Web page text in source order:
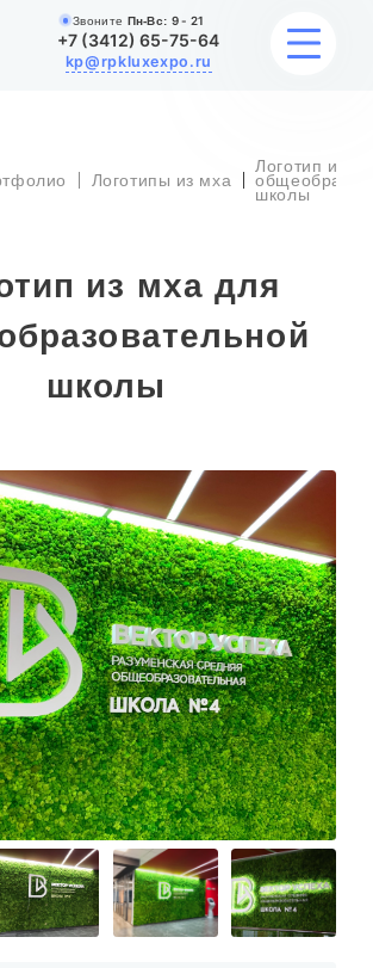
Звоните Пн-Вс: 9 - 21
+7 (3412) 65-75-64
kp@rpkluxexpo.ru
Логотипы из мха
Логотип из
школы
из мха для
школы